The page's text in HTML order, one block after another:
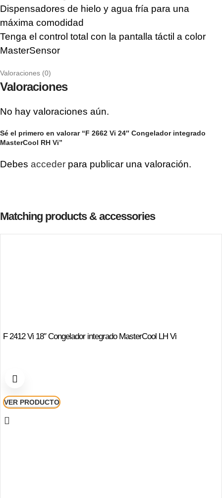
Dispensadores de hielo y agua fría para una
máxima comodidad
Tenga el control total con la pantalla táctil a color
MasterSensor
Valoraciones (0)
Valoraciones
No hay valoraciones aún.
Sé el primero en valorar “F 2662 Vi 24″ Congelador integrado
MasterCool RH Vi”
Debes acceder para publicar una valoración.
Matching products & accessories
F 2412 Vi 18″ Congelador integrado MasterCool LH Vi
VER PRODUCTO